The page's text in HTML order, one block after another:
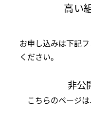
高い
お申し込みは下記
ください。
非公
こちらのページ